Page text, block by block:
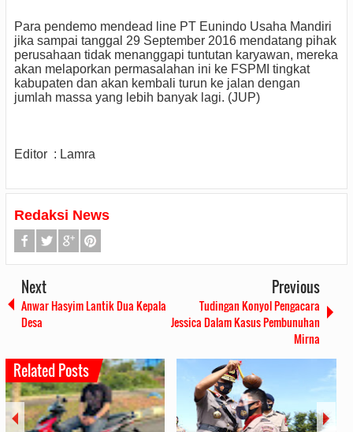
Para pendemo mendead line PT Eunindo Usaha Mandiri
jika sampai tanggal 29 September 2016 mendatang pihak
perusahaan tidak menanggapi tuntutan karyawan, mereka
akan melaporkan permasalahan ini ke FSPMI tingkat
kabupaten dan akan kembali turun ke jalan dengan
jumlah massa yang lebih banyak lagi. (JUP)
Editor : Lamra
Redaksi News
Next
Anwar Hasyim Lantik Dua Kepala
Desa
Previous
Tudingan Konyol Pengacara
Jessica Dalam Kasus Pembunuhan
Mirna
Related Posts